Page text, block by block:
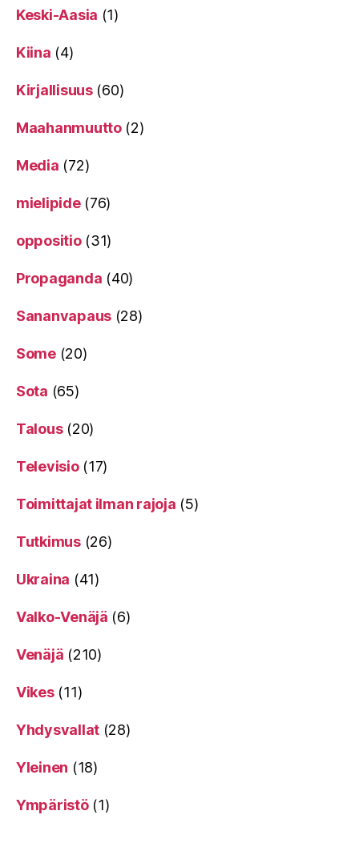
Keski-Aasia (1)
Kiina (4)
Kirjallisuus(60)
Maahanmuutto(2)
Media (72)
mielipide(76)
oppositio(31)
Propaganda (40)
Sananvapaus (28)
Some(20)
Sota (65)
Talous(20)
Televisio(17)
Toimittajat ilman rajoja (5)
Tutkimus(26)
Ukraina (41)
Valko-Venäjä (6)
Venäjä (210)
Vikes(11)
Yhdysvallat (28)
Yleinen (18)
Ympäristö(1)